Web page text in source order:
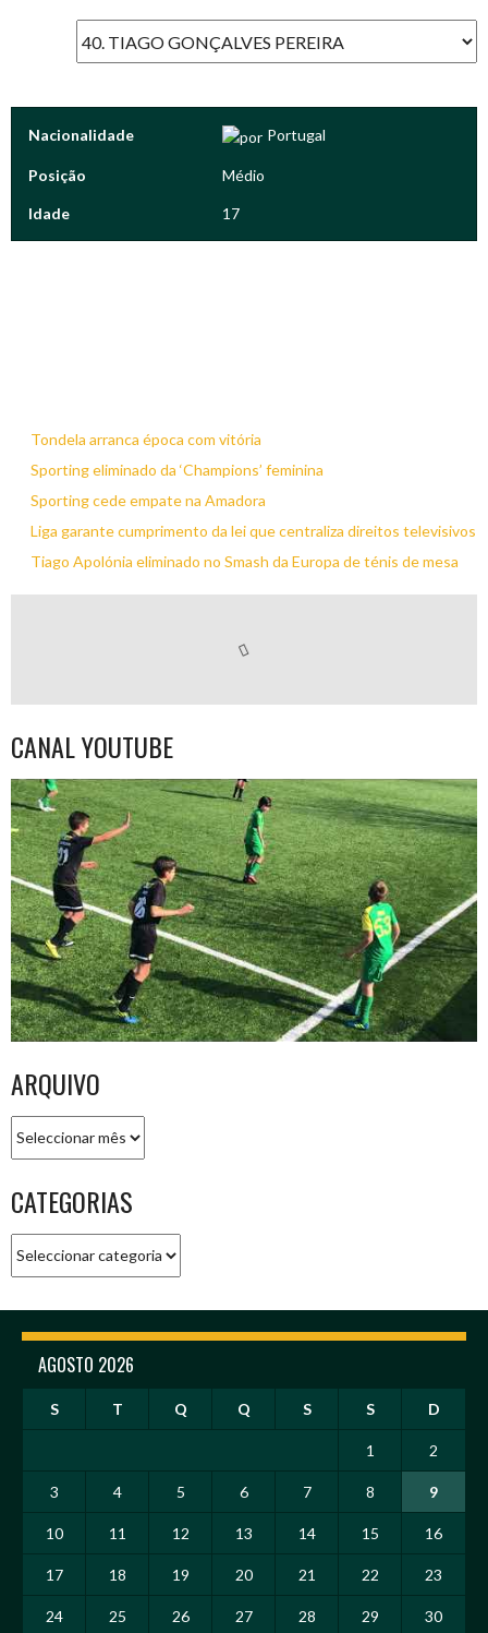
Nacionalidade Portugal
Posição Médio
Idade 17
Tondela arranca época com vitória
Sporting eliminado da ‘Champions’ feminina
Sporting cede empate na Amadora
Liga garante cumprimento da lei que centraliza direitos televisivos
Tiago Apolónia eliminado no Smash da Europa de ténis de mesa
CANAL YOUTUBE
ARQUIVO
CATEGORIAS
AGOSTO 2026
S T Q Q S S D
1 2
3 4 5 6 7 8 9
10 11 12 13 14 15 16
17 18 19 20 21 22 23
24 25 26 27 28 29 30